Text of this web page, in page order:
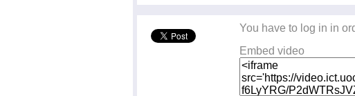
You have to log in in
Embed video